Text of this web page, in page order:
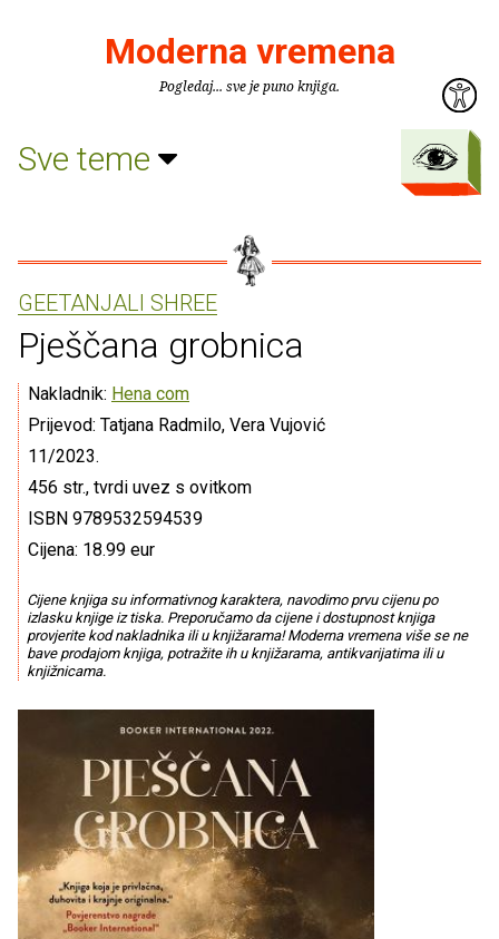
Moderna vremena
Pogledaj... sve je puno knjiga.
Sve teme
GEETANJALI SHREE
Pješčana grobnica
Nakladnik: Hena com
Prijevod: Tatjana Radmilo, Vera Vujović
11/2023.
456 str., tvrdi uvez s ovitkom
ISBN 9789532594539
Cijena: 18.99 eur
Cijene knjiga su informativnog karaktera, navodimo prvu cijenu po
izlasku knjige iz tiska. Preporučamo da cijene i dostupnost knjiga
provjerite kod nakladnika ili u knjižarama! Moderna vremena više se ne
bave prodajom knjiga, potražite ih u knjižarama, antikvarijatima ili u
knjižnicama.